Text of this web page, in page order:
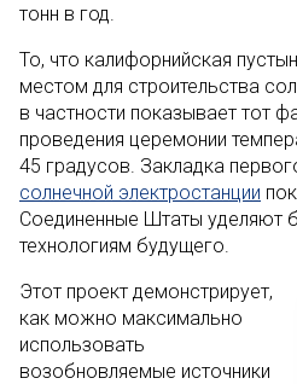
тонн в год.
То, что калифорнийская
местом для строительства
в частности показывает тот
проведения церемонии
45 градусов. Закладка
солнечной электростанции
Соединенные Штаты уделяют
технологиям будущего.
Этот проект демонстрирует,
как можно максимально
использовать
возобновляемые источники